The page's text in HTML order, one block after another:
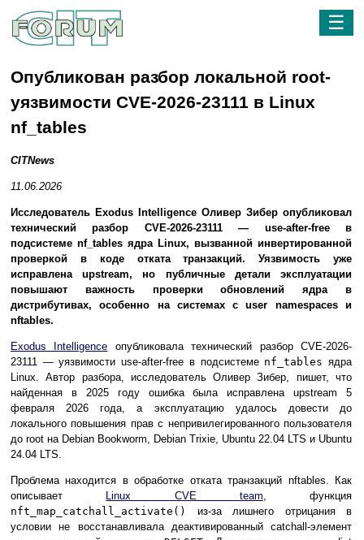
☰
Опубликован разбор локальной root-
уязвимости CVE-2026-23111 в Linux
nf_tables
CITNews
11.06.2026
Исследователь Exodus Intelligence Оливер Зибер опубликовал
технический разбор CVE-2026-23111 — use-after-free в
подсистеме nf_tables ядра Linux, вызванной инвертированной
проверкой в коде отката транзакций. Уязвимость уже
исправлена upstream, но публичные детали эксплуатации
повышают важность проверки обновлений ядра в
дистрибутивах, особенно на системах с user namespaces и
nftables.
Exodus Intelligence опубликовала технический разбор CVE-2026-
23111 — уязвимости use-after-free в подсистеме nf_tables ядра
Linux. Автор разбора, исследователь Оливер Зибер, пишет, что
найденная в 2025 году ошибка была исправлена upstream 5
февраля 2026 года, а эксплуатацию удалось довести до
локального повышения прав с непривилегированного пользователя
до root на Debian Bookworm, Debian Trixie, Ubuntu 22.04 LTS и Ubuntu
24.04 LTS.
Проблема находится в обработке отката транзакций nftables. Как
описывает Linux CVE team , функция
nft_map_catchall_activate()
из-за лишнего отрицания в
условии не восстанавливала деактивированный catchall-элемент